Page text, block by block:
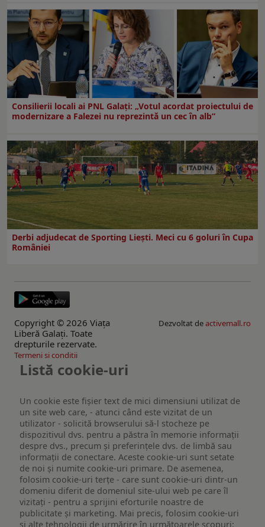
Consilierii locali ai PNL Galaţi: „Votul acordat proiectului de
modernizare a Falezei nu reprezintă un cec în alb”
Derbi adjudecat de Sporting Liești. Meci cu 6 goluri în Cupa
României
Copyright © 2026 Viaţa
Liberă Galaţi. Toate
drepturile rezervate.
Dezvoltat deactivemall.ro
Termeni si conditii
Listă cookie-uri
Un cookie este fişier text de mici dimensiuni utilizat de
un site web care, - atunci când este vizitat de un
utilizator - solicită browserului să-l stocheze pe
dispozitivul dvs. pentru a păstra în memorie informații
despre dvs., precum și preferințele dvs. de limbă sau
informații de conectare. Aceste cookie-uri sunt setate
de noi și numite cookie-uri primare. De asemenea,
folosim cookie-uri terțe - care sunt cookie-uri dintr-un
domeniu diferit de domeniul site-ului web pe care îl
vizitați - pentru a sprijini eforturile noastre de
publicitate și marketing. Mai precis, folosim cookie-uri
și alte tehnologii de urmărire în următoarele scopuri: